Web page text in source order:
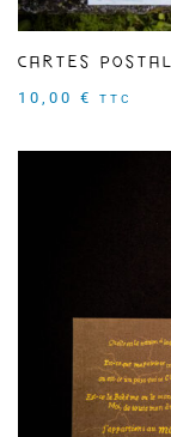
Cartes
10,00 € TTC